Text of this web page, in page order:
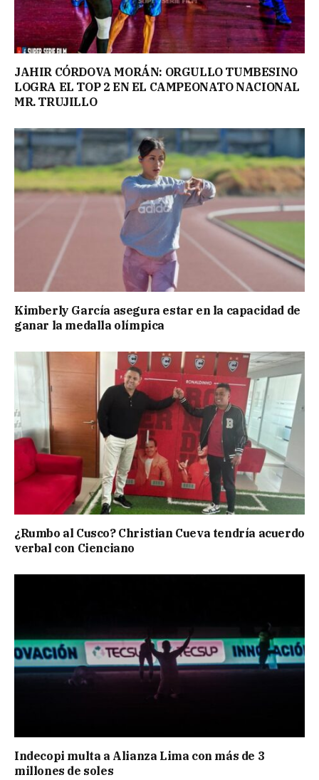
JAHIR CÓRDOVA MORÁN: ORGULLO TUMBESINO
LOGRA EL TOP 2 EN EL CAMPEONATO NACIONAL
MR. TRUJILLO
Kimberly García asegura estar en la capacidad de
ganar la medalla olímpica
¿Rumbo al Cusco? Christian Cueva tendría acuerdo
verbal con Cienciano
Indecopi multa a Alianza Lima con más de 3
millones de soles